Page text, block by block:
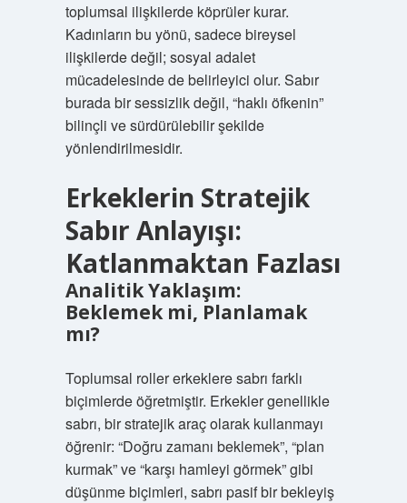
toplumsal ilişkilerde köprüler kurar.
Kadınların bu yönü, sadece bireysel
ilişkilerde değil; sosyal adalet
mücadelesinde de belirleyici olur. Sabır
burada bir sessizlik değil, “haklı öfkenin”
bilinçli ve sürdürülebilir şekilde
yönlendirilmesidir.
Erkeklerin Stratejik
Sabır Anlayışı:
Katlanmaktan Fazlası
Analitik Yaklaşım:
Beklemek mi, Planlamak
mı?
Toplumsal roller erkeklere sabrı farklı
biçimlerde öğretmiştir. Erkekler genellikle
sabrı, bir stratejik araç olarak kullanmayı
öğrenir: “Doğru zamanı beklemek”, “plan
kurmak” ve “karşı hamleyi görmek” gibi
düşünme biçimleri, sabrı pasif bir bekleyiş